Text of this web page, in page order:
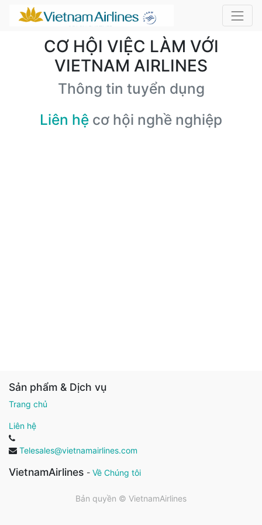
CƠ HỘI VIỆC LÀM VỚI
VIETNAM AIRLINES
Thông tin tuyển dụng
Liên hệ cơ hội nghề nghiệp
Sản phẩm & Dịch vụ
Trang chủ
Liên hệ
Telesales@vietnamairlines.com
VietnamAirlines - Về Chúng tôi
Bản quyền © VietnamAirlines